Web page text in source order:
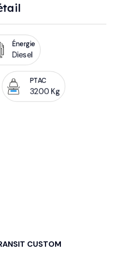
Énergie
Diesel
PTAC
3200 Kg
CUSTOM